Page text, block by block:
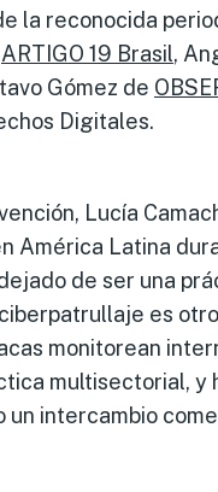
la reconocida
ARTIGO 19 Brasil,
Gómez de
Digitales.
Lucía
América Latina
de ser una
es
monitorean
multisectorial, y
intercambio